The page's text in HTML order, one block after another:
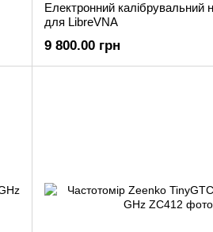
Електронний калібрувальний
для LibreVNA
9 800.00 грн